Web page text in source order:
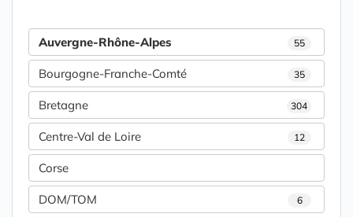
Auvergne-Rhône-Alpes 55
Bourgogne-Franche-Comté 35
Bretagne 304
Centre-Val de Loire 12
Corse
DOM/TOM 6